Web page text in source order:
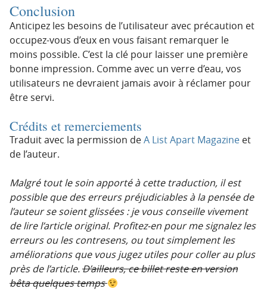
Conclusion
Anticipez les besoins de l’utilisateur avec précaution et
occupez-vous d’eux en vous faisant remarquer le
moins possible. C’est la clé pour laisser une première
bonne impression. Comme avec un verre d’eau, vos
utilisateurs ne devraient jamais avoir à réclamer pour
être servi.
Crédits et remerciements
Traduit avec la permission deA List Apart Magazine et
de l’auteur.
Malgré tout le soin apporté à cette traduction, il est
possible que des erreurs préjudiciables à la pensée de
l’auteur se soient glissées : je vous conseille vivement
de lire l’article original. Profitez-en pour me signalez les
erreurs ou les contresens, ou tout simplement les
améliorations que vous jugez utiles pour coller au plus
près de l’article.D’ailleurs, ce billet reste en version
bêta quelques temps